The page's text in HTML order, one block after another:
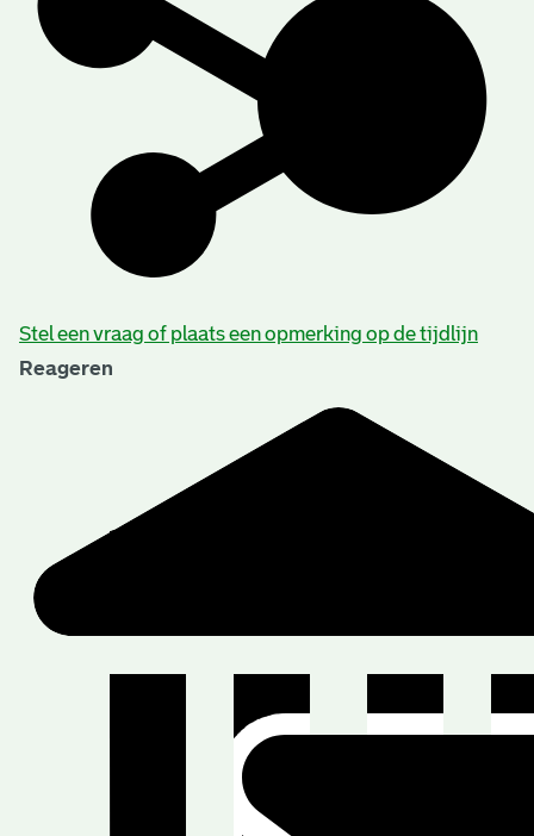
Beschrijving van de series en archiefbestanddelen
Stel een vraag of plaats een opmerking op de tijdlijn
Reageren